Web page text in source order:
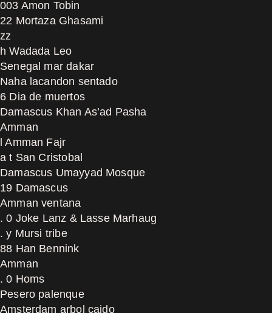
003 Amon Tobin
22 Mortaza Ghasami
zz
h Wadada Leo
Senegal mar dakar
Naha lacandon sentado
6 Dia de muertos
Damascus Khan As’ad Pasha
Amman
l Amman Fajr
a t San Cristobal
Damascus Umayyad Mosque
19 Damascus
Amman ventana
. 0 Joke Lanz & Lasse Marhaug
. y Mursi tribe
88 Han Bennink
Amman
. 0 Homs
Pesero palenque
Amsterdam arbol caido